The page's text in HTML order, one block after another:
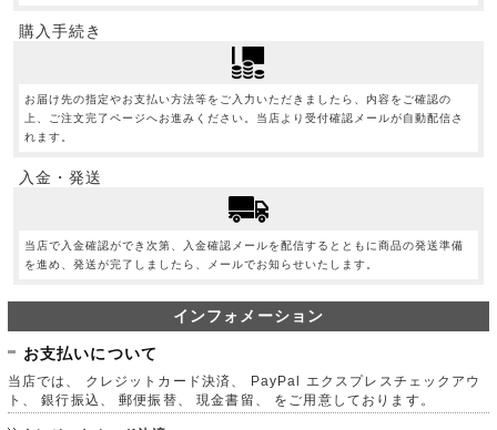
購入手続き
お届け先の指定やお支払い方法等をご入力いただきましたら、内容をご確認の
上、ご注文完了ページへお進みください。当店より受付確認メールが自動配信さ
れます。
入金・発送
当店で入金確認ができ次第、入金確認メールを配信するとともに商品の発送準備
を進め、発送が完了しましたら、メールでお知らせいたします。
インフォメーション
お支払いについて
当店では、 クレジットカード決済、 PayPal エクスプレスチェックアウ
ト、 銀行振込、 郵便振替、 現金書留、 をご用意しております。